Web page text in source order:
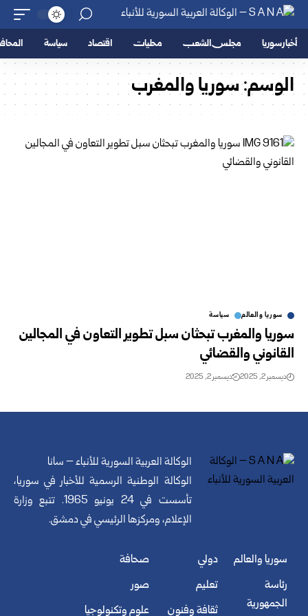
أخبار سوريا مجلس الشعب محليات اقتصاد سياسة
الوسم:سوريا والمغرب
سوريا والعالم سياسة
سوريا والمغرب تبحثان سبل تطوير التعاون في المجالين
القانوني والقضائي
ديسمبر 2, 2025 ديسمبر 2, 2025
الوكالة العربية السورية للأنباء – سانا
الوكالة الوطنية الرسمية للأخبار في سوريا،
تأسست في 24 يونيو 1965. تتبع وزارة
الإعلام، ومركزها الرئيسي في دمشق.
سوريا والعالم
رئاسة
الجمهورية
دولي
تعليم
ثقافة وفنون
صحافة
صور
علوم وتكنولوجيا